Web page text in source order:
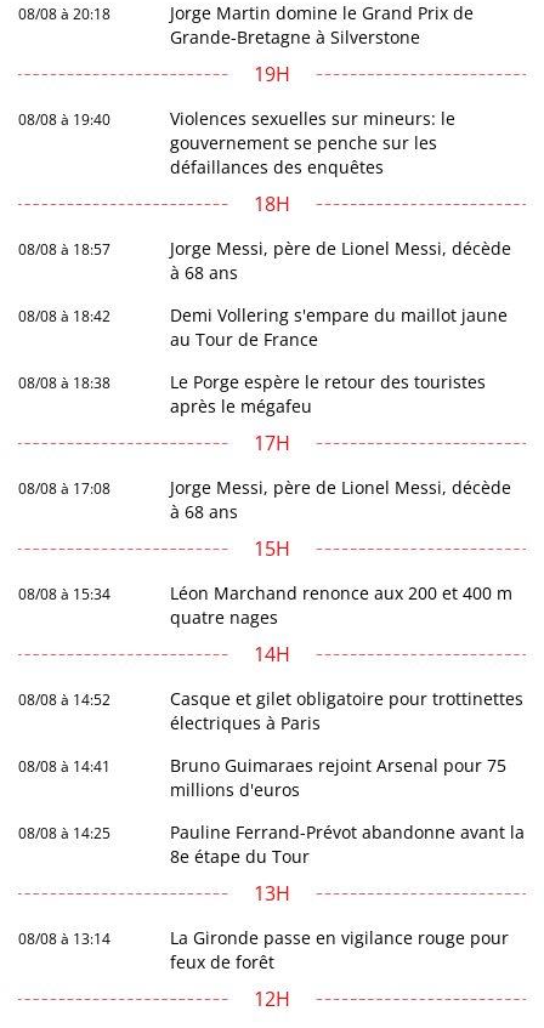
08/08 à 20:18
Jorge Martin domine le Grand Prix de
Grande-Bretagne à Silverstone
19H
08/08 à 19:40
Violences sexuelles sur mineurs: le
gouvernement se penche sur les
défaillances des enquêtes
18H
08/08 à 18:57
Jorge Messi, père de Lionel Messi, décède
à 68 ans
08/08 à 18:42
Demi Vollering s'empare du maillot jaune
au Tour de France
08/08 à 18:38
Le Porge espère le retour des touristes
après le mégafeu
17H
08/08 à 17:08
Jorge Messi, père de Lionel Messi, décède
à 68 ans
15H
08/08 à 15:34
Léon Marchand renonce aux 200 et 400 m
quatre nages
14H
08/08 à 14:52
Casque et gilet obligatoire pour trottinettes
électriques à Paris
08/08 à 14:41
Bruno Guimaraes rejoint Arsenal pour 75
millions d'euros
08/08 à 14:25
Pauline Ferrand-Prévot abandonne avant la
8e étape du Tour
13H
08/08 à 13:14
La Gironde passe en vigilance rouge pour
feux de forêt
12H